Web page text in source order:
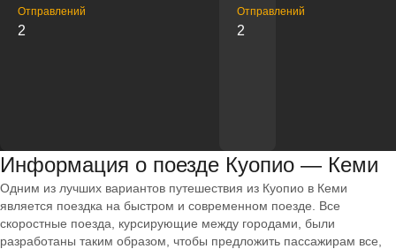
Отправлений
2
Отправлений
2
Информация о поезде Куопио — Кеми
Одним из лучших вариантов путешествия из Куопио в Кеми
является поездка на быстром и современном поезде. Все
скоростные поезда, курсирующие между городами, были
разработаны таким образом, чтобы предложить пассажирам все,